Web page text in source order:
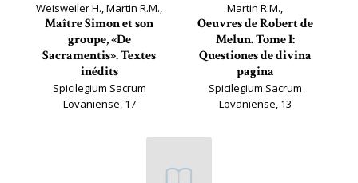
Weisweiler H., Martin R.M.,
Maître Simon et son
groupe, «De
Sacramentis». Textes
inédits
Spicilegium Sacrum
Lovaniense, 17
Martin R.M.,
Oeuvres de Robert de
Melun. Tome I:
Questiones de divina
pagina
Spicilegium Sacrum
Lovaniense, 13